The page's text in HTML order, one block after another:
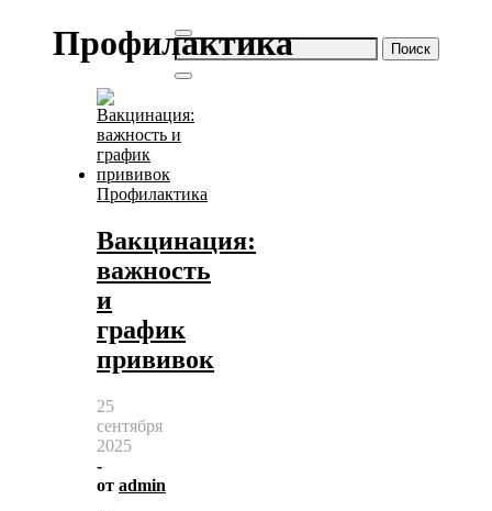
Найти:
Профилактика
Профилактика
Вакцинация:
важность
и
график
прививок
25
сентября
2025
-
от admin